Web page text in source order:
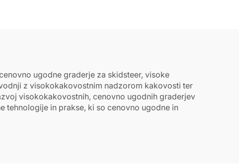
ugodne graderje za skidsteer, visoke
z visokokakovostnim nadzorom kakovosti ter
visokokakovostnih, cenovno ugodnih graderjev
tehnologije in prakse, ki so cenovno ugodne in